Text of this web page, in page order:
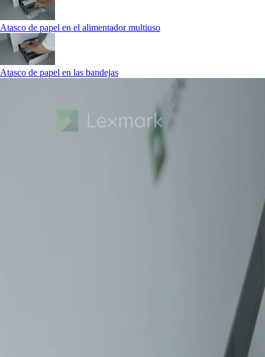
Atasco de papel en el alimentador multiuso
Atasco de papel en las bandejas